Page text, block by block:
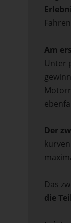
Am
Unter
Der
Das
die